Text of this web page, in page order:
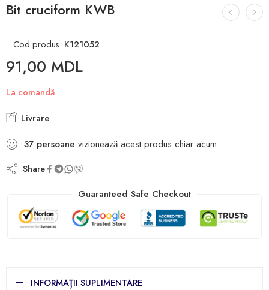
Bit cruciform KWB
Cod produs: K121052
91,00 MDL
La comandă
Livrare
37 persoane vizionează acest produs chiar acum
Share
Guaranteed Safe Checkout
INFORMAȚII SUPLIMENTARE